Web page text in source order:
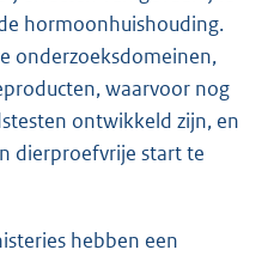
hormoonhuishouding.
onderzoeksdomeinen,
waarvoor nog
ontwikkeld zijn, en
dierproefvrije start te
hebben een